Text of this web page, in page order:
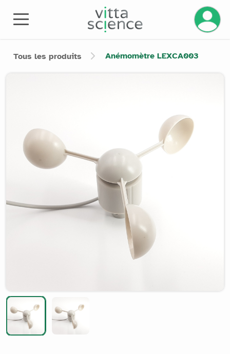
Gérez
Tous les produits Anémomètre LEXCA003